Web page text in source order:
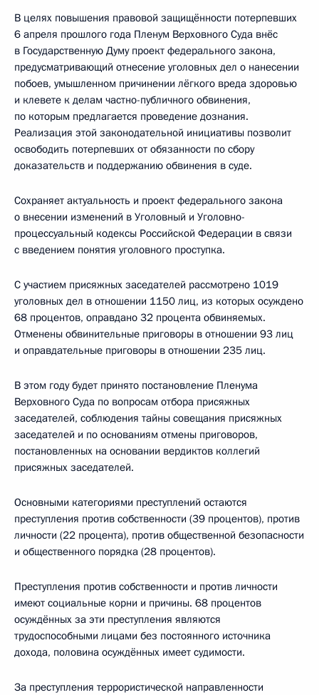
В целях повышения правовой защищённости потерпевших
6 апреля прошлого года Пленум Верховного Суда внёс
в Государственную Думу проект федерального закона,
предусматривающий отнесение уголовных дел о нанесении
побоев, умышленном причинении лёгкого вреда здоровью
и клевете к делам частно-публичного обвинения,
по которым предлагается проведение дознания.
Реализация этой законодательной инициативы позволит
освободить потерпевших от обязанности по сбору
доказательств и поддержанию обвинения в суде.
Сохраняет актуальность и проект федерального закона
о внесении изменений в Уголовный и Уголовно-
процессуальный кодексы Российской Федерации в связи
с введением понятия уголовного проступка.
С участием присяжных заседателей рассмотрено 1019
уголовных дел в отношении 1150 лиц, из которых осуждено
68 процентов, оправдано 32 процента обвиняемых.
Отменены обвинительные приговоры в отношении 93 лиц
и оправдательные приговоры в отношении 235 лиц.
В этом году будет принято постановление Пленума
Верховного Суда по вопросам отбора присяжных
заседателей, соблюдения тайны совещания присяжных
заседателей и по основаниям отмены приговоров,
постановленных на основании вердиктов коллегий
присяжных заседателей.
Основными категориями преступлений остаются
преступления против собственности (39 процентов), против
личности (22 процента), против общественной безопасности
и общественного порядка (28 процентов).
Преступления против собственности и против личности
имеют социальные корни и причины. 68 процентов
осуждённых за эти преступления являются
трудоспособными лицами без постоянного источника
дохода, половина осуждённых имеет судимости.
За преступления террористической направленности